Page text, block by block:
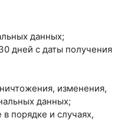
данных;
дней с даты получения
изменения,
данных;
порядке и случаях,